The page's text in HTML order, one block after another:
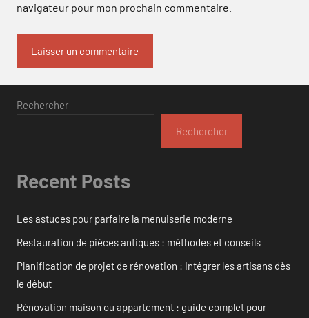
navigateur pour mon prochain commentaire.
Rechercher
Rechercher
Recent Posts
Les astuces pour parfaire la menuiserie moderne
Restauration de pièces antiques : méthodes et conseils
Planification de projet de rénovation : Intégrer les artisans dès
le début
Rénovation maison ou appartement : guide complet pour